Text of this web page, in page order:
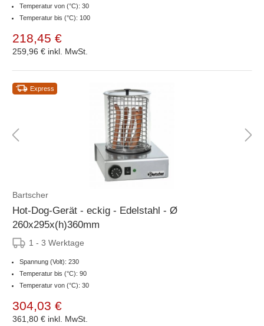
Temperatur von (°C): 30
Temperatur bis (°C): 100
218,45 €
259,96 € inkl. MwSt.
Express
Bartscher
Hot-Dog-Gerät - eckig - Edelstahl - Ø
260x295x(h)360mm
1 - 3 Werktage
Spannung (Volt): 230
Temperatur bis (°C): 90
Temperatur von (°C): 30
304,03 €
361,80 € inkl. MwSt.